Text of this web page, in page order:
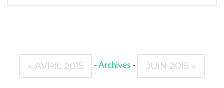
« AVRIL 2015 -Archives - JUIN 2015 »